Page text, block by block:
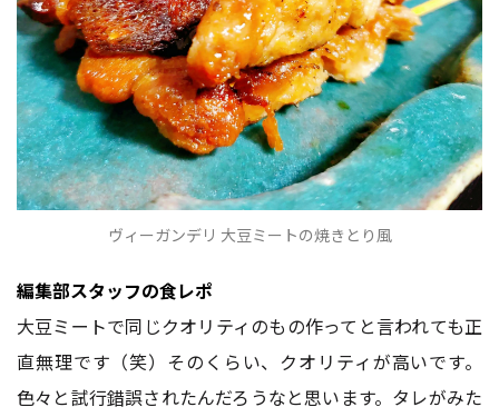
ヴィーガンデリ 大豆ミートの焼きとり風
編集部スタッフの食レポ
大豆ミートで同じクオリティのもの作ってと言われても正
直無理です（笑）そのくらい、クオリティが高いです。
色々と試行錯誤されたんだろうなと思います。タレがみた